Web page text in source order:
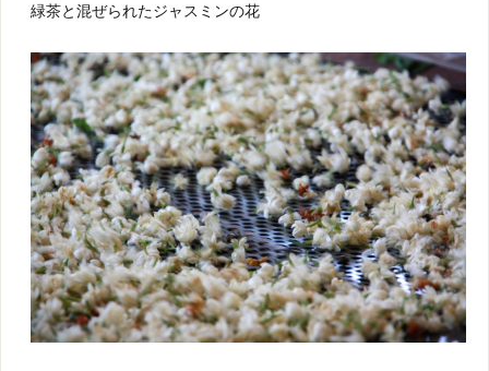
緑茶と混ぜられたジャスミンの花